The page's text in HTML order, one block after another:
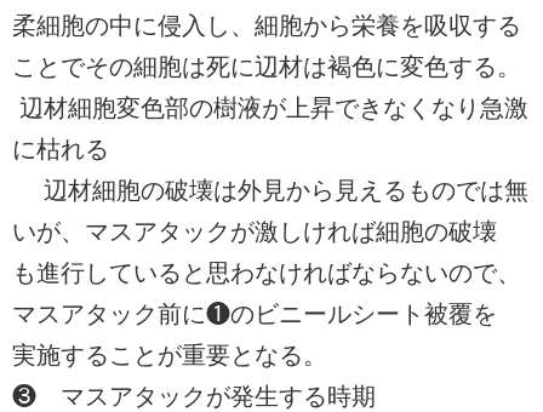
柔細胞の中に侵入し、細胞から栄養を吸収する
ことでその細胞は死に辺材は褐色に変色する。
辺材細胞変色部の樹液が上昇できなくなり急激
に枯れる
辺材細胞の破壊は外見から見えるものでは無
いが、マスアタックが激しければ細胞の破壊
も進行していると思わなければならないので、
マスアタック前に❶のビニールシート被覆を
実施することが重要となる。
❸ マスアタックが発生する時期